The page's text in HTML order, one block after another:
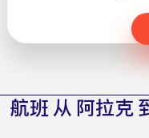
航班 从 阿拉克